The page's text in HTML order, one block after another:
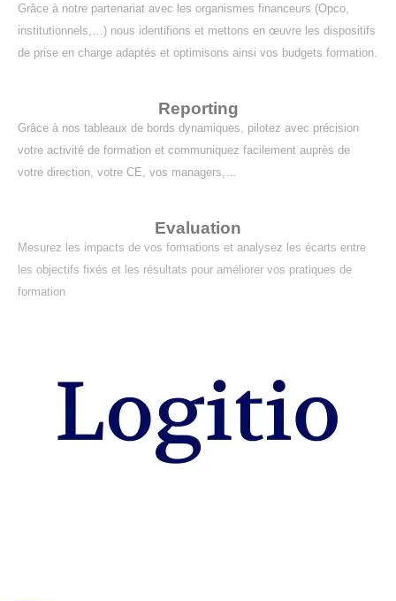
Grâce à notre partenariat avec les organismes financeurs (Opco,
institutionnels,…) nous identifions et mettons en œuvre les dispositifs
de prise en charge adaptés et optimisons ainsi vos budgets formation.
Reporting
Grâce à nos tableaux de bords dynamiques, pilotez avec précision
votre activité de formation et communiquez facilement auprès de
votre direction, votre CE, vos managers,…
Evaluation
Mesurez les impacts de vos formations et analysez les écarts entre
les objectifs fixés et les résultats pour améliorer vos pratiques de
formation